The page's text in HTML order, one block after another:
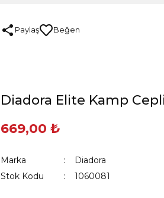
Paylaş
Diadora Elite Kamp
669,00 ₺
Marka
Diadora
Stok Kodu
1060081